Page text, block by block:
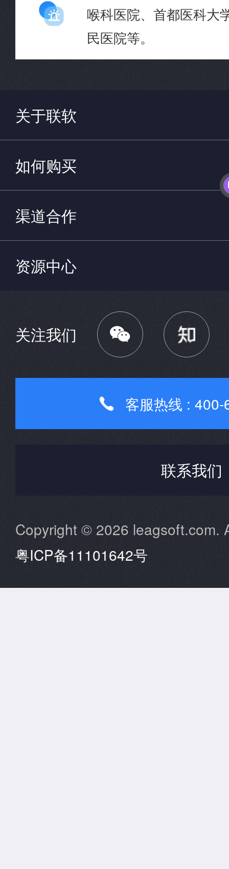
喉科医院、首都医科大
民医院等。
关于联软
如何购买
渠道合作
资源中心
关注我们 
 客服热线 :
联系我们
Copyright © 2026 leagsoft.com.
粤ICP备11101642号